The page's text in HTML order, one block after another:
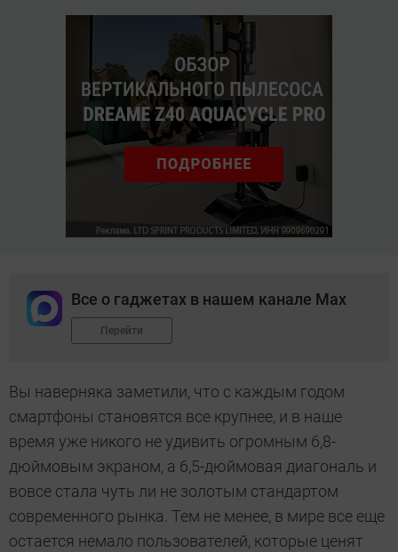
Все о гаджетах в нашем канале Max
Перейти
Вы наверняка заметили, что с каждым годом
смартфоны становятся все крупнее, и в наше
время уже никого не удивить огромным 6,8-
дюймовым экраном, а 6,5-дюймовая диагональ и
вовсе стала чуть ли не золотым стандартом
современного рынка. Тем не менее, в мире все еще
остается немало пользователей, которые ценят